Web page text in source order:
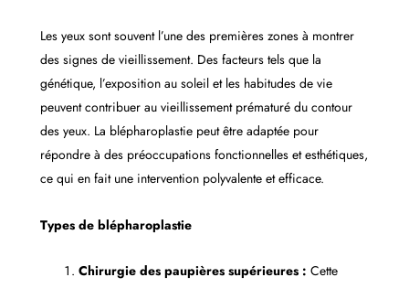
Les yeux sont souvent l’une des premières zones à montrer
des signes de vieillissement. Des facteurs tels que la
génétique, l’exposition au soleil et les habitudes de vie
peuvent contribuer au vieillissement prématuré du contour
des yeux. La blépharoplastie peut être adaptée pour
répondre à des préoccupations fonctionnelles et esthétiques,
ce qui en fait une intervention polyvalente et efficace.
Types de blépharoplastie
Chirurgie des paupières supérieures : Cette